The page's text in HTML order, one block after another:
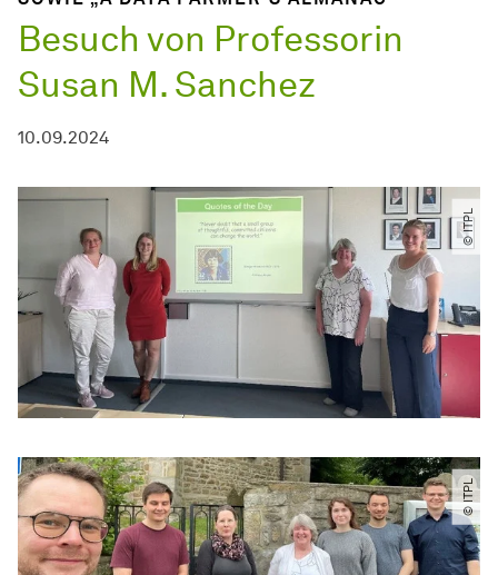
Besuch von Professorin
Susan M. Sanchez
10.09.2024
© ITPL
© ITPL